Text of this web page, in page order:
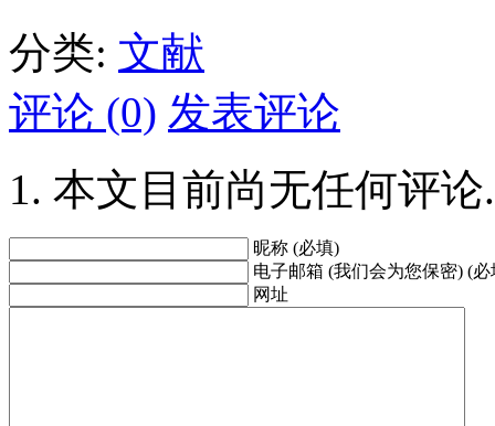
分类: 文献
评论 (0) 发表评论
本文目前尚无任何评论.
昵称 (必填)
电子邮箱 (我们会为您保密) (必
网址